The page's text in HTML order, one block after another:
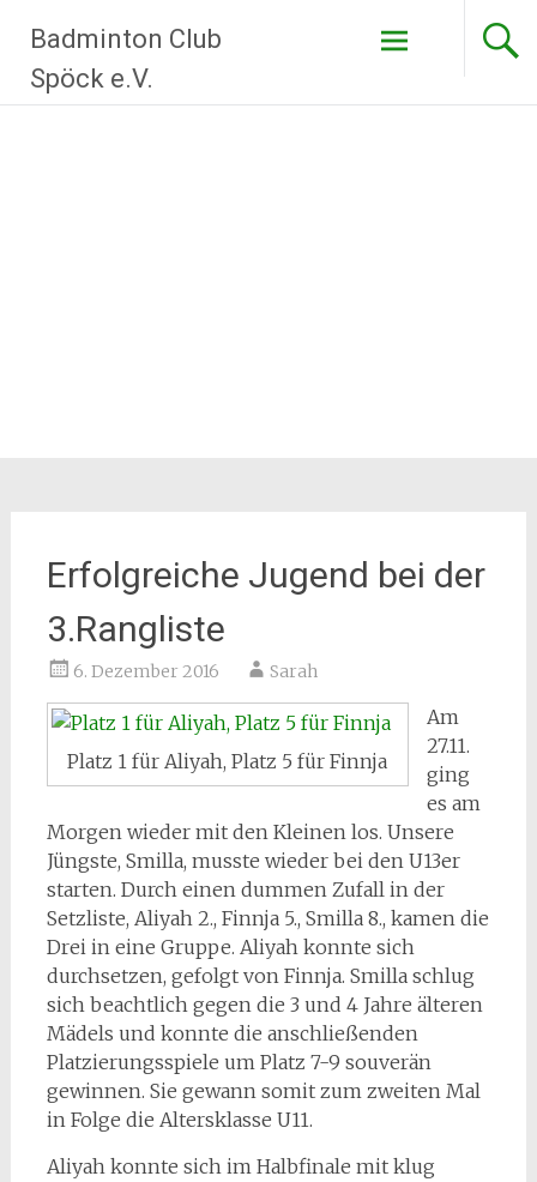
Inhalt
springen
Badminton Club
Spöck e.V.
Erfolgreiche Jugend bei der
3.Rangliste
6. Dezember 2016 Sarah
Platz 1 für Aliyah, Platz 5 für Finnja
Am
27.11.
ging
es am
Morgen wieder mit den Kleinen los. Unsere
Jüngste, Smilla, musste wieder bei den U13er
starten. Durch einen dummen Zufall in der
Setzliste, Aliyah 2., Finnja 5., Smilla 8., kamen die
Drei in eine Gruppe. Aliyah konnte sich
durchsetzen, gefolgt von Finnja. Smilla schlug
sich beachtlich gegen die 3 und 4 Jahre älteren
Mädels und konnte die anschließenden
Platzierungsspiele um Platz 7-9 souverän
gewinnen. Sie gewann somit zum zweiten Mal
in Folge die Altersklasse U11.
Aliyah konnte sich im Halbfinale mit klug